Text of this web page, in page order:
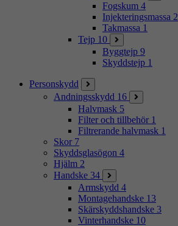
Fogskum 4
Injekteringsmassa 2
Takmassa 1
Tejp 10
Byggtejp 9
Skyddstejp 1
Personskydd
Andningsskydd 16
Halvmask 5
Filter och tillbehör 1
Filtrerande halvmask 1
Skor 7
Skyddsglasögon 4
Hjälm 2
Handske 34
Armskydd 4
Montagehandske 13
Skärskyddshandske 3
Vinterhandske 10